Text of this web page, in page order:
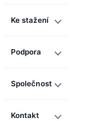
Ke stažení
Podpora
Společnost
Kontakt